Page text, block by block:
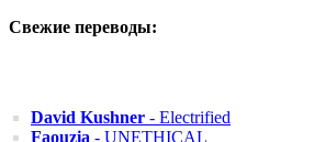
Свежие переводы:
David Kushner - Electrified
Faouzia - UNETHICAL